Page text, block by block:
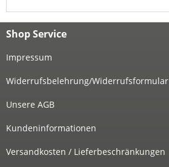
Shop Service
Impressum
Widerrufsbelehrung/Widerrufsformular
Unsere AGB
Kundeninformationen
Versandkosten / Lieferbeschränkungen